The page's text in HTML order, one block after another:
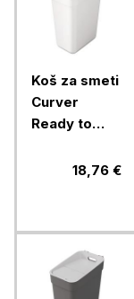
Koš za smeti
Curver
Ready to
18,76 €